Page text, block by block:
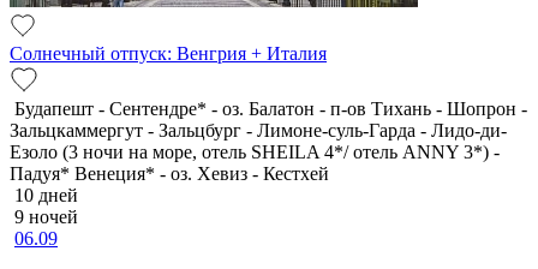
Солнечный отпуск: Венгрия + Италия
Будапешт - Сентендре* - оз. Балатон - п-ов Тихань - Шопрон -
Зальцкаммергут - Зальцбург - Лимоне-суль-Гарда - Лидо-ди-
Езоло (3 ночи на море, отель SHEILA 4*/ отель ANNY 3*) -
Падуя* Венеция* - оз. Хевиз - Кестхей
10 дней
9 ночей
06.09